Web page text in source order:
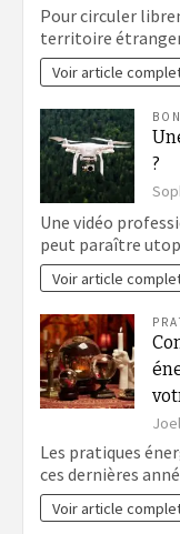
Pour circuler
territoire
Voir article
?
Une vidéo
peut paraître
Voir article
Joel
Les pratiques
ces dernières
Voir article